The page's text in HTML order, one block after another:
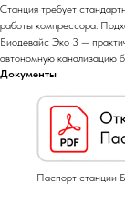
Станция требует
работы компрессора.
Биодевайс Эко 3 —
автономную канализацию
Документы
Паспорт станции